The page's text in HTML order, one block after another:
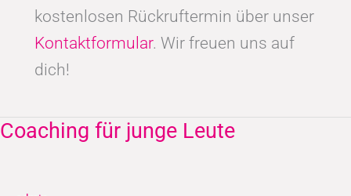
kostenlosen Rückruftermin über unser
Kontaktformular. Wir freuen uns auf
dich!
Coaching für junge Leute
Coaching
Leute